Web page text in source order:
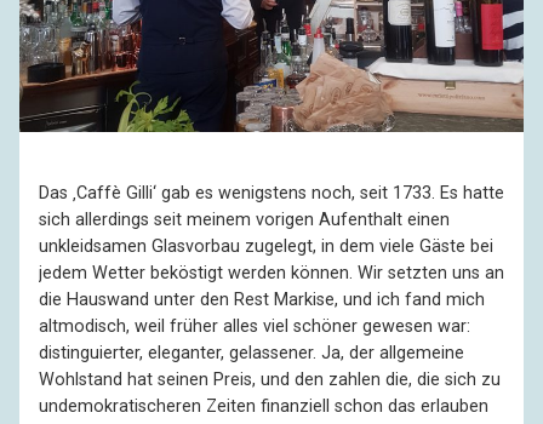
Das ‚Caffè Gilli‘ gab es wenigstens noch, seit 1733. Es hatte
sich allerdings seit meinem vorigen Aufenthalt einen
unkleidsamen Glasvorbau zugelegt, in dem viele Gäste bei
jedem Wetter beköstigt werden können. Wir setzten uns an
die Hauswand unter den Rest Markise, und ich fand mich
altmodisch, weil früher alles viel schöner gewesen war:
distinguierter, eleganter, gelassener. Ja, der allgemeine
Wohlstand hat seinen Preis, und den zahlen die, die sich zu
undemokratischeren Zeiten finanziell schon das erlauben